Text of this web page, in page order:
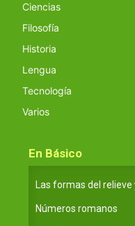
Ciencias
Filosofía
Historia
Lengua
Tecnología
Varios
En Básico
Las formas del
Números romanos